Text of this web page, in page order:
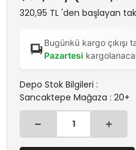
320,95 TL 'den başlayan
Bugünkü kargo çıkışı
Pazartesi
Depo Stok Bilgileri :
Sancaktepe Mağaza : 20+